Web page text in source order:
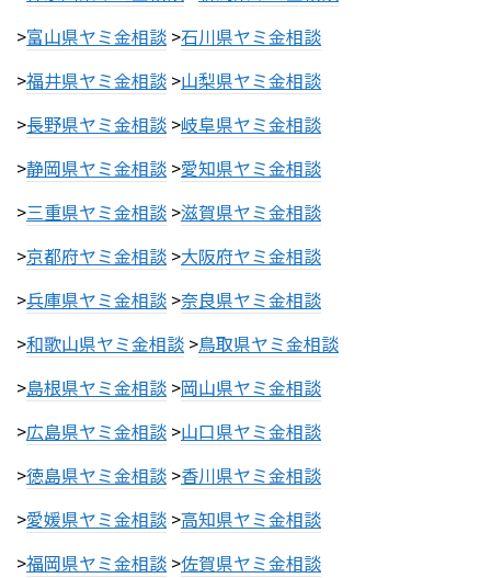
>富山県ヤミ金相談 >石川県ヤミ金相談
>福井県ヤミ金相談 >山梨県ヤミ金相談
>長野県ヤミ金相談 >岐阜県ヤミ金相談
>静岡県ヤミ金相談 >愛知県ヤミ金相談
>三重県ヤミ金相談 >滋賀県ヤミ金相談
>京都府ヤミ金相談 >大阪府ヤミ金相談
>兵庫県ヤミ金相談 >奈良県ヤミ金相談
>和歌山県ヤミ金相談 >鳥取県ヤミ金相談
>島根県ヤミ金相談 >岡山県ヤミ金相談
>広島県ヤミ金相談 >山口県ヤミ金相談
>徳島県ヤミ金相談 >香川県ヤミ金相談
>愛媛県ヤミ金相談 >高知県ヤミ金相談
>福岡県ヤミ金相談 >佐賀県ヤミ金相談